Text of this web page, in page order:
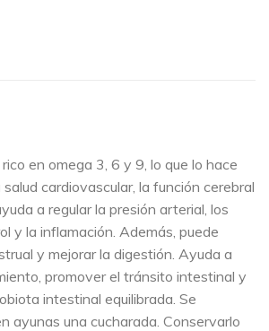
en omega 3, 6 y 9, lo que lo hace
cardiovascular, la función cerebral
a regular la presión arterial, los
y la inflamación. Además, puede
y mejorar la digestión. Ayuda a
promover el tránsito intestinal y
intestinal equilibrada. Se
ayunas una cucharada. Conservarlo